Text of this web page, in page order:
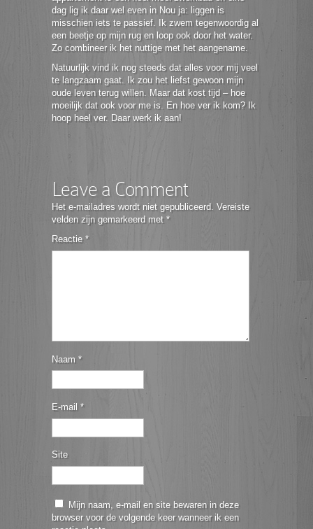
dag lig ik daar wel even in Nou ja: liggen is
misschien iets te passief. Ik zwem tegenwoordig al
een beetje op mijn rug en loop ook door het water.
Zo combineer ik het nuttige met het aangename.
Natuurlijk vind ik nog steeds dat alles voor mij veel
te langzaam gaat. Ik zou het liefst gewoon mijn
oude leven terug willen. Maar dat kost tijd – hoe
moeilijk dat ook voor me is. En hoe ver ik kom? Ik
hoop heel ver. Daar werk ik aan!
Leave a Comment
Het e-mailadres wordt niet gepubliceerd. Vereiste
velden zijn gemarkeerd met *
Reactie *
Naam *
E-mail *
Site
Mijn naam, e-mail en site bewaren in deze
browser voor de volgende keer wanneer ik een